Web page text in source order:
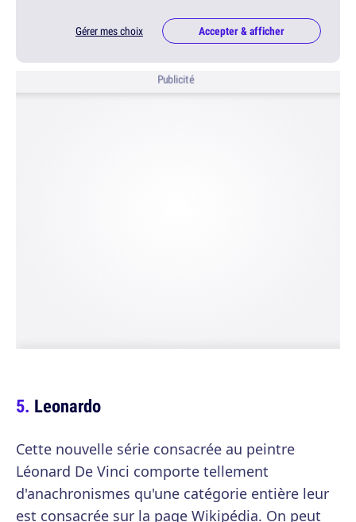
Gérer mes choix Accepter & afficher
Publicité
Leonardo
Cette nouvelle série consacrée au peintre
Léonard De Vinci comporte tellement
d'anachronismes qu'une catégorie entière leur
est consacrée sur la page Wikipédia. On peut